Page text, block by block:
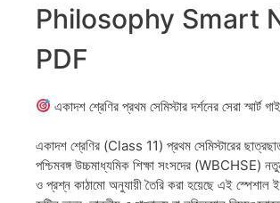
Philosophy Smart
PDF
একাদশ শ্রেণির প্রথম সেমিস্টার দর্শনের সেরা স্মার্ট
একাদশ শ্রেণির (Class 11) প্রথম সেমিস্টারের
পশ্চিমবঙ্গ উচ্চমাধ্যমিক শিক্ষা সংসদের (WBCHSE)
ও প্রশ্ন কাঠামো অনুযায়ী তৈরি করা হয়েছে এই স্পেশাল